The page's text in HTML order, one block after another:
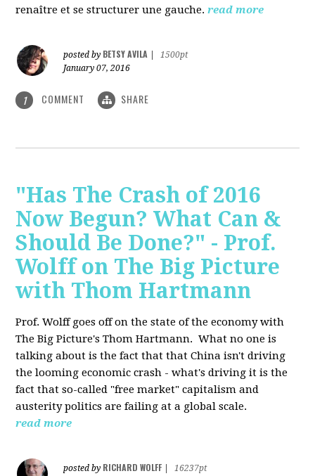
renaître et se structurer une gauche. read more
posted by BETSY AVILA
1500pt
January 07, 2016
1 COMMENT SHARE
"Has The Crash of 2016
Now Begun? What Can &
Should Be Done?" - Prof.
Wolff on The Big Picture
with Thom Hartmann
Prof. Wolff goes off on the state of the economy with
The Big Picture's Thom Hartmann. What no one is
talking about is the fact that that China isn't driving
the looming economic crash - what's driving it is the
fact that so-called "free market" capitalism and
austerity politics are failing at a global scale.
read more
posted by RICHARD WOLFF
16237pt